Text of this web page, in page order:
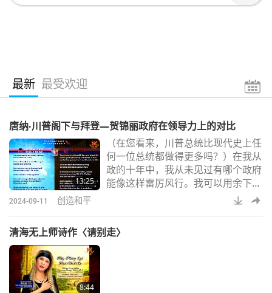
最新 最受欢迎
唐纳‧川普阁下与拜登—贺锦丽政府在领导力上的对比
13:25
（在您看来，川普总统比现代史上任
何一位总统都做得更多吗？）在我从
政的十年中，我从未见过有哪个政府
能像这样雷厉风行。我可以用余下的
一小时时间来阐述川普总统任内所取
得的成就，尽管他面临种种挑战。市
采取行动，尽他们所能拯救更多的孩
2024-09-11 创造和平
清海无上师诗作〈请别走〉
8:44